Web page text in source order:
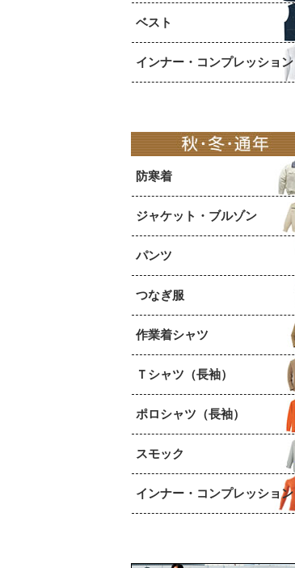
ベスト
インナー・コンプレッション
防寒着
ジャケット・ブルゾン
パンツ
つなぎ服
作業着シャツ
Ｔシャツ（長袖）
ポロシャツ（長袖）
スモック
インナー・コンプレッション